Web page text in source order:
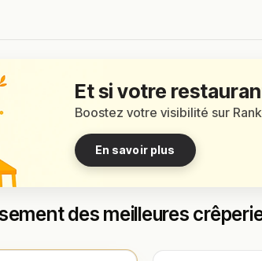
Et si votre
Boostez votre visibilité sur
En savoir plus
des meilleures